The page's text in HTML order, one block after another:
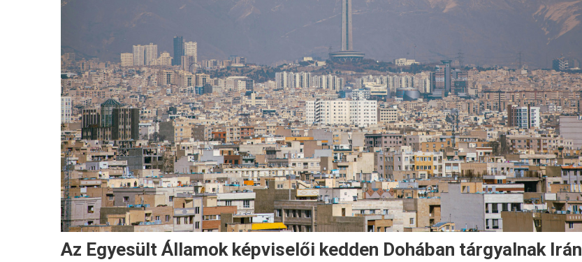
Az Egyesült Államok képviselői kedden Dohában tárgyalnak Irán